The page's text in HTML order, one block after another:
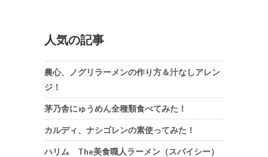
人気の記事
農心、ノグリラーメンの作り方＆汁なしアレン
ジ！
茅乃舎にゅうめん全種類食べてみた！
カルディ、ナシゴレンの素使ってみた！
ハリム The美食職人ラーメン（スパイシー）